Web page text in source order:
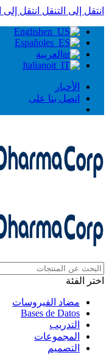
انتقل إلى التنقل انتقل
English
Español
العربية
Italiano
الأخبار
اتصل بنا على
اختر الفئة
مضاد الفيروسات
Bases de Datos
التدريب
المجموعات
التصميم